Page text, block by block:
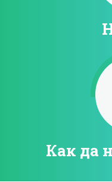
Как да